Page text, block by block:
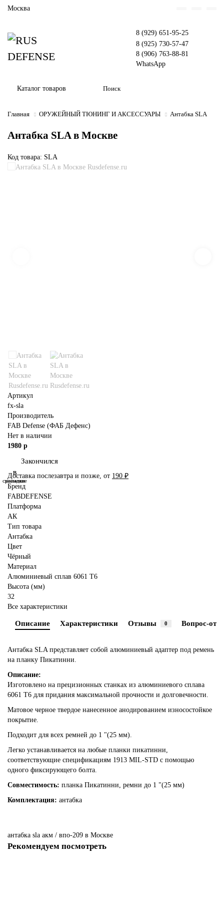
Москва
8 (929) 651-95-25
8 (925) 730-57-47
8 (906) 763-88-81
WhatsApp
Каталог товаров
Главная ОРУЖЕЙНЫЙ ТЮНИНГ И АКСЕССУАРЫ Антабка SLA
Антабка SLA в Москве
Код товара: SLA
Артикул
fx-sla
Производитель
FAB Defense (ФАБ Дефенс)
Нет в наличии
1980 р
Закончился
В
закладки
В
сравнение
Доставка послезавтра и позже, от 190 ₽
Бренд
FABDEFENSE
Платформа
АК
Тип товара
Антабка
Цвет
Чёрный
Материал
Алюминиевый сплав 6061 T6
Высота (мм)
32
Все характеристики
Описание Характеристики Отзывы 0 Вопрос-
Антабка SLA представляет собой алюминиевый адаптер под ремень
на планку Пикатинни.
Описание:
Изготовлено на прецизионных станках из алюминиевого сплава
6061 T6 для придания максимальной прочности и долговечности.
Матовое черное твердое нанесенное анодированием износостойкое
покрытие.
Подходит для всех ремней до 1 "(25 мм).
Легко устанавливается на любые планки пикатинни,
соответствующие спецификациям 1913 MIL-STD с помощью
одного фиксирующего болта.
Совместимость: планка Пикатинни, ремни до 1 "(25 мм)
Комплектация: антабка
антабка sla акм / впо-209 в Москве
Рекомендуем посмотреть